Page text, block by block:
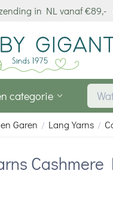
in NL vanaf €89,-
categorie
Garen / Lang Yarns /
Cashmere